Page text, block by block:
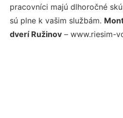
pracovníci majú dlhoročné
sú plne k vašim službám.
dverí Ružinov – www.riesim-